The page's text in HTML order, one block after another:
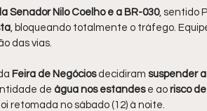
Senador Nilo Coelho e a BR-030, sentido
, bloqueando totalmente o tráfego.
das vias.
Feira de Negócios decidiram suspender
de água nos estandes e ao risco
retomada no sábado (12) à noite.